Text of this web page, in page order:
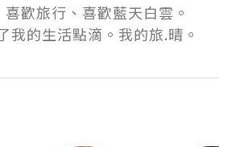
歡旅行、喜歡藍天白雲。
我的生活點滴。我的旅.晴。